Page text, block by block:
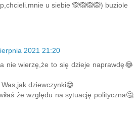
u siebie 🙊🙉🙉🙉) buziole
2021 21:20
nie wierzę,że to się dzieje naprawdę😂
dziewczynki😁
że względu na sytuację polityczna🤔